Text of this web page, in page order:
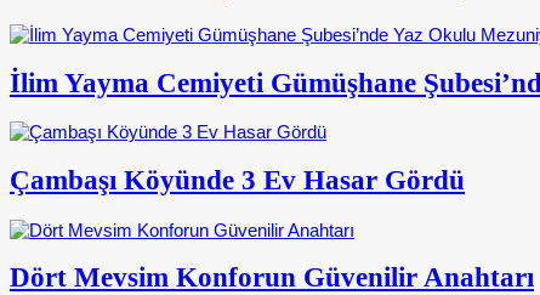
İlim Yayma Cemiyeti Gümüşhane
Çambaşı Köyünde 3 Ev Hasar Gördü
Dört Mevsim Konforun Güvenilir Anahtarı